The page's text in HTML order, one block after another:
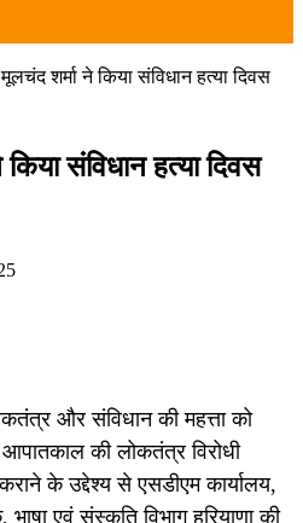
मूलचंद शर्मा ने किया संविधान हत्या दिवस
संविधान हत्या दिवस
और संविधान की महत्ता को
की लोकतंत्र विरोधी
के उद्देश्य से एसडीएम कार्यालय,
एवं संस्कृति विभाग हरियाणा की